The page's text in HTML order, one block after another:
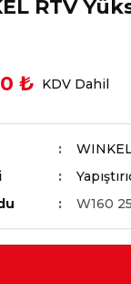
RTV
₺ KDV Dahil
W160